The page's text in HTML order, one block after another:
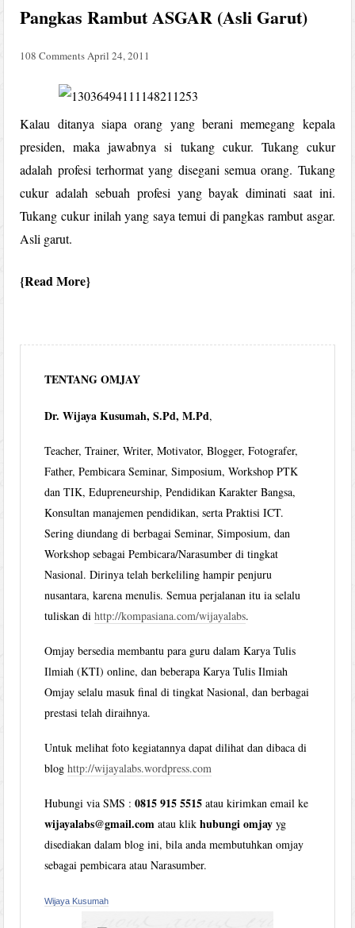
Pangkas Rambut ASGAR (Asli Garut)
108 Comments April 24, 2011
Kalau ditanya siapa orang yang berani memegang kepala
presiden, maka jawabnya si tukang cukur. Tukang cukur
adalah profesi terhormat yang disegani semua orang. Tukang
cukur adalah sebuah profesi yang bayak diminati saat ini.
Tukang cukur inilah yang saya temui di pangkas rambut asgar.
Asli garut.
Read More
TENTANG OMJAY
Dr. Wijaya Kusumah, S.Pd, M.Pd,
Teacher, Trainer, Writer, Motivator, Blogger, Fotografer,
Father, Pembicara Seminar, Simposium, Workshop PTK
dan TIK, Edupreneurship, Pendidikan Karakter Bangsa,
Konsultan manajemen pendidikan, serta Praktisi ICT.
Sering diundang di berbagai Seminar, Simposium, dan
Workshop sebagai Pembicara/Narasumber di tingkat
Nasional. Dirinya telah berkeliling hampir penjuru
nusantara, karena menulis. Semua perjalanan itu ia selalu
tuliskan dihttp://kompasiana.com/wijayalabs.
Omjay bersedia membantu para guru dalam Karya Tulis
Ilmiah (KTI) online, dan beberapa Karya Tulis Ilmiah
Omjay selalu masuk final di tingkat Nasional, dan berbagai
prestasi telah diraihnya.
Untuk melihat foto kegiatannya dapat dilihat dan dibaca di
bloghttp://wijayalabs.wordpress.com
Hubungi via SMS :0815 915 5515 atau kirimkan email ke
wijayalabs@gmail.com atau klikhubungi omjay yg
disediakan dalam blog ini, bila anda membutuhkan omjay
sebagai pembicara atau Narasumber.
Wijaya Kusumah